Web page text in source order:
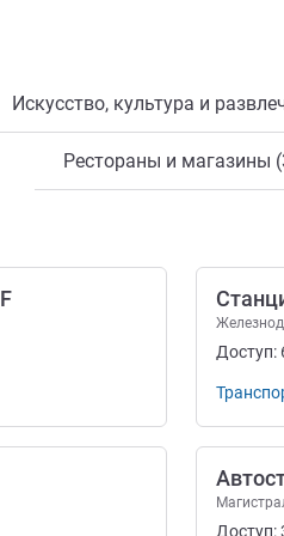
Искусство, культура и
Рестораны и магазины
Доступ:
Доступ: